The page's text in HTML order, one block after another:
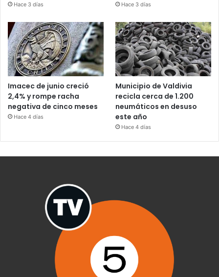
Hace 3 días Hace 3 días
Imacec de junio creció
2,4% y rompe racha
negativa de cinco meses
Hace 4 días
Municipio de Valdivia
recicla cerca de 1.200
neumáticos en desuso
este año
Hace 4 días